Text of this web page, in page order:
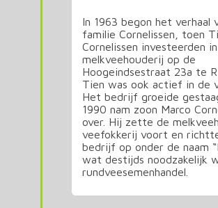
In 1963 begon het verhaal
familie Cornelissen, toen
Cornelissen investeerden
melkveehouderij op de
Hoogeindsestraat 23a te
Tien was ook actief in de
Het bedrijf groeide
1990 nam zoon Marco
over. Hij zette de
veefokkerij voort en
bedrijf op onder de naam
wat destijds noodzakelijk
rundveesemenhandel.